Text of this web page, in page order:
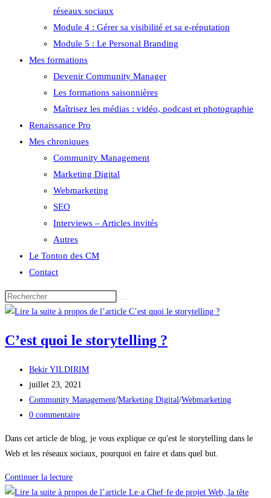
réseaux sociaux
Module 4 : Gérer sa visibilité et sa e-réputation
Module 5 : Le Personal Branding
Mes formations
Devenir Community Manager
Les formations saisonnières
Maîtrisez les médias : vidéo, podcast et photographie
Renaissance Pro
Mes chroniques
Community Management
Marketing Digital
Webmarketing
SEO
Interviews – Articles invités
Autres
Le Tonton des CM
Contact
Rechercher
sur
site
C’est quoi le storytelling ?
Auteur/autrice
de
la
publication :
Bekir YILDIRIM
Publication
publiée :
juillet 23, 2021
Post
category:
Community Management/Marketing Digital/Webmarketing
Commentaires
0 commentaire
Dans cet article de blog, je vous explique ce qu'est le storytelling dans le
Web et les réseaux sociaux, pourquoi en faire et dans quel but.
Continuer la lectureC’est
quoi